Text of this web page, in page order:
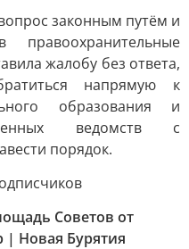
законным путём и
жалобу без ответа,
напрямую к
образования и
ведомств с
порядок.
Советов от
| Новая Бурятия